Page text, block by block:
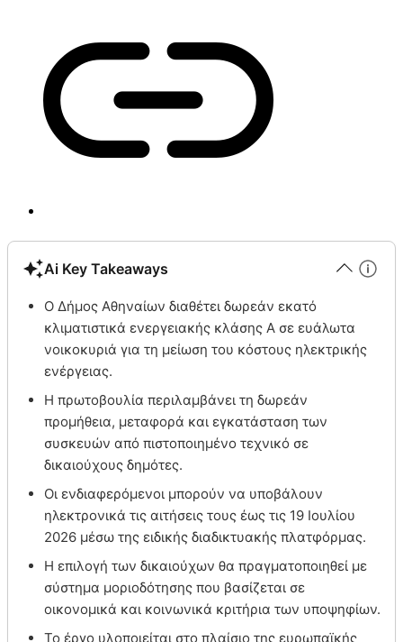
Ai Key Takeaways
Ο Δήμος Αθηναίων διαθέτει δωρεάν εκατό
κλιματιστικά ενεργειακής κλάσης Α σε ευάλωτα
νοικοκυριά για τη μείωση του κόστους ηλεκτρικής
ενέργειας.
Η πρωτοβουλία περιλαμβάνει τη δωρεάν
προμήθεια, μεταφορά και εγκατάσταση των
συσκευών από πιστοποιημένο τεχνικό σε
δικαιούχους δημότες.
Οι ενδιαφερόμενοι μπορούν να υποβάλουν
ηλεκτρονικά τις αιτήσεις τους έως τις 19 Ιουλίου
2026 μέσω της ειδικής διαδικτυακής πλατφόρμας.
Η επιλογή των δικαιούχων θα πραγματοποιηθεί με
σύστημα μοριοδότησης που βασίζεται σε
οικονομικά και κοινωνικά κριτήρια των υποψηφίων.
Το έργο υλοποιείται στο πλαίσιο της ευρωπαϊκής